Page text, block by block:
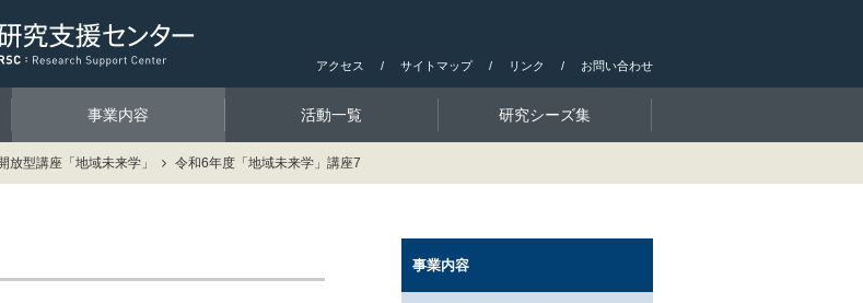
アクセス サイトマップ リンク お問い合わせ
事業内容 活動一覧 研究シーズ集
放型講座「地域未来学」 令和6年度「地域未来学」講座7
事業内容